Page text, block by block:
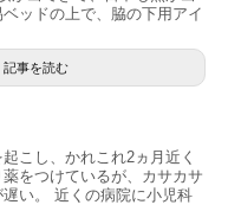
ッドの上で、脇の下用アイ
記事を読む
こし、かれこれ2ヵ月近く
をつけているが、カサカサ
い。 近くの病院に小児科